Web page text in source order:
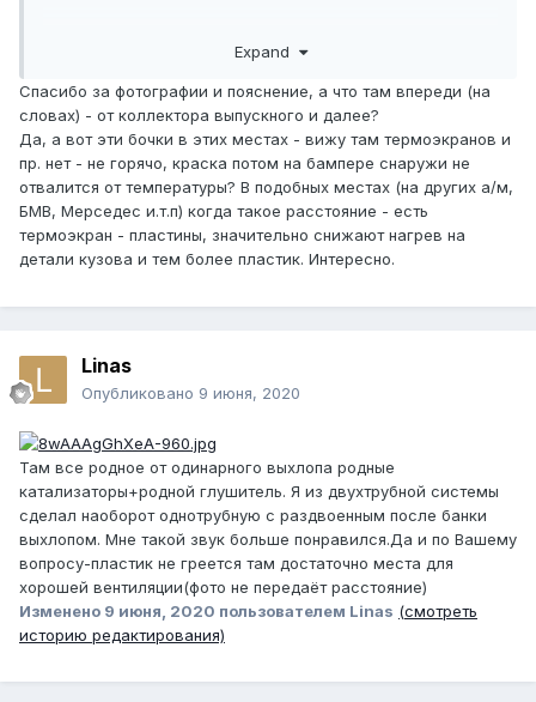
Expand
Спасибо за фотографии и пояснение, а что там впереди (на
словах) - от коллектора выпускного и далее?
Да, а вот эти бочки в этих местах - вижу там термоэкранов и
пр. нет - не горячо, краска потом на бампере снаружи не
отвалится от температуры? В подобных местах (на других а/м,
БМВ, Мерседес и.т.п) когда такое расстояние - есть
термоэкран - пластины, значительно снижают нагрев на
детали кузова и тем более пластик. Интересно.
Linas
Опубликовано 9 июня, 2020
Там все родное от одинарного выхлопа родные
катализаторы+родной глушитель. Я из двухтрубной системы
сделал наоборот однотрубную с раздвоенным после банки
выхлопом. Мне такой звук больше понравился.Да и по Вашему
вопросу-пластик не греется там достаточно места для
хорошей вентиляции(фото не передаёт расстояние)
Изменено 9 июня, 2020 пользователем Linas (смотреть
историю редактирования)